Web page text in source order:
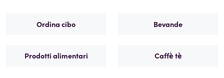
Ordina cibo Bevande
Prodotti alimentari Caffè tè